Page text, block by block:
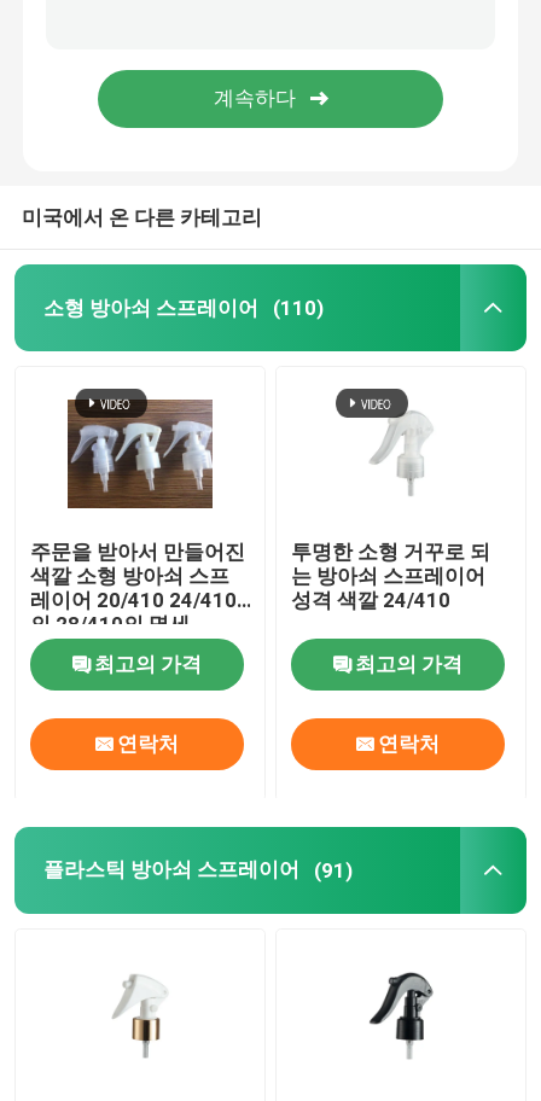
화장용 펌프 분배기
크림 펌프 분배기
향수 펌프 분무기
정밀한 안개 스프레이어
공기 없는 펌프 병
입술 광택 튜브
무른 크림 병
비어 있는 탈취 스틱
화장용 플라스틱 병
미국에서 온 다른 카테고리
소형 방아쇠 스프레이어 (110)
주문을 받아서 만들어진
색깔 소형 방아쇠 스프
레이어 20/410 24/410
의 28/410의 명세
최고의 가격
연락처
투명한 소형 거꾸로 되
는 방아쇠 스프레이어
성격 색깔 24/410
최고의 가격
연락처
플라스틱 방아쇠 스프레이어 (91)